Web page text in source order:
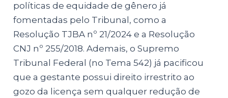
políticas de equidade de gênero já
fomentadas pelo Tribunal, como a
Resolução TJBA nº 21/2024 e a Resolução
CNJ nº 255/2018. Ademais, o Supremo
Tribunal Federal (no Tema 542) já pacificou
que a gestante possui direito irrestrito ao
gozo da licença sem qualquer redução de